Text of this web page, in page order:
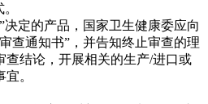
定的产品，国家卫生健康委应向
查通知书”，并告知终止审查的理
查结论，开展相关的生产/进口或
。